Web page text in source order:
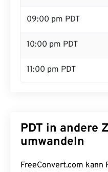
09:00 pm PDT
10:00 pm PDT
11:00 pm PDT
PDT in andere
umwandeln
FreeConvert.com kann